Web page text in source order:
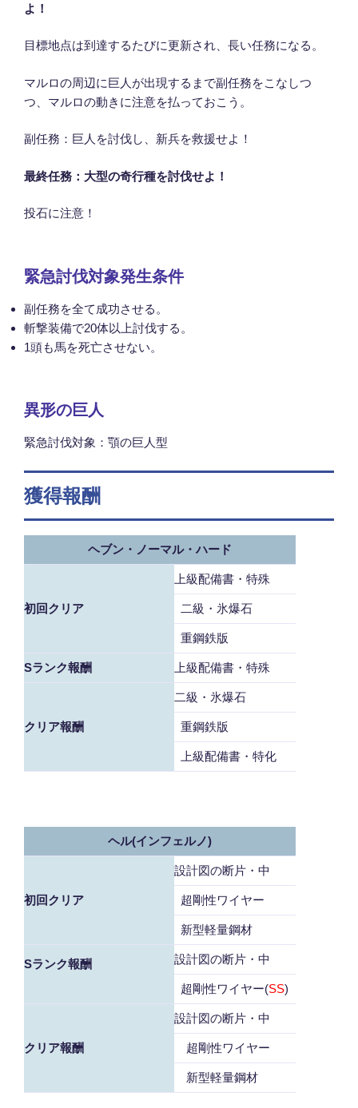
よ！
目標地点は到達するたびに更新され、長い任務になる。
マルロの周辺に巨人が出現するまで副任務をこなしつ
つ、マルロの動きに注意を払っておこう。
副任務：巨人を討伐し、新兵を救援せよ！
最終任務：大型の奇行種を討伐せよ！
投石に注意！
緊急討伐対象発生条件
副任務を全て成功させる。
斬撃装備で20体以上討伐する。
1頭も馬を死亡させない。
異形の巨人
緊急討伐対象：顎の巨人型
獲得報酬
ヘブン・ノーマル・ハード
初回クリア
上級配備書・特殊
二級・氷爆石
重鋼鉄版
Sランク報酬 上級配備書・特殊
クリア報酬
二級・氷爆石
重鋼鉄版
上級配備書・特化
ヘル(インフェルノ)
初回クリア
設計図の断片・中
超剛性ワイヤー
新型軽量鋼材
Sランク報酬 設計図の断片・中
超剛性ワイヤー(SS)
クリア報酬
設計図の断片・中
超剛性ワイヤー
新型軽量鋼材